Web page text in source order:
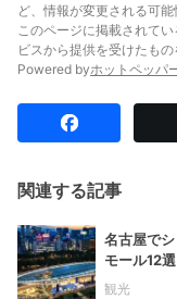
ど、情報が変更される可
このページに掲載されて
ビスから提供を受けたもの
Powered byホットペッパ
関連する記事
名古屋で
モール12選
観光